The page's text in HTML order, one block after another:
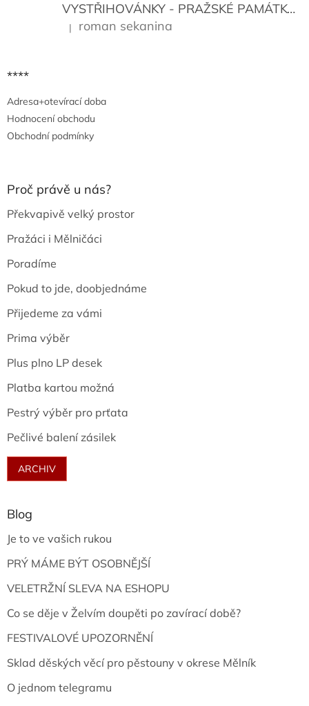
VYSTŘIHOVÁNKY - PRAŽSKÉ PAMÁTKY
Hodnocení produktu je 5 z 5 hvězdiček.
| roman sekanina
****
Adresa+otevírací doba
Hodnocení obchodu
Obchodní podmínky
Proč právě u nás?
Překvapivě velký prostor
Pražáci i Mělničáci
Poradíme
Pokud to jde, doobjednáme
Přijedeme za vámi
Prima výběr
Plus plno LP desek
Platba kartou možná
Pestrý výběr pro prťata
Pečlivé balení zásilek
ARCHIV
Blog
Je to ve vašich rukou
PRÝ MÁME BÝT OSOBNĚJŠÍ
VELETRŽNÍ SLEVA NA ESHOPU
Co se děje v Želvím doupěti po zavírací době?
FESTIVALOVÉ UPOZORNĚNÍ
Sklad děských věcí pro pěstouny v okrese Mělník
O jednom telegramu